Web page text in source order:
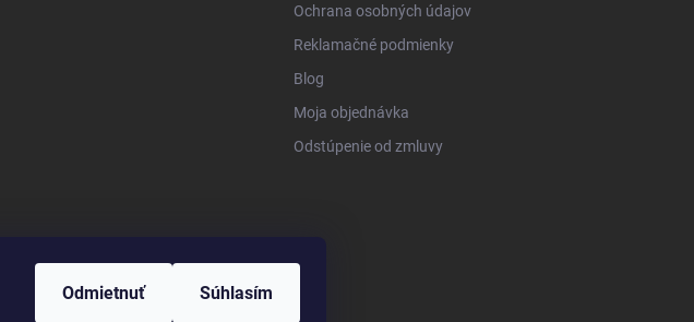
Odmietnuť Súhlasím
Ochrana osobných údajov
Reklamačné podmienky
Blog
Moja objednávka
Odstúpenie od zmluvy